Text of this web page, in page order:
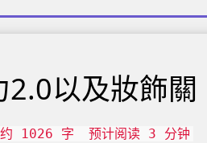
2.0以及妝飾關
约 1026 字 预计阅读 3 分钟